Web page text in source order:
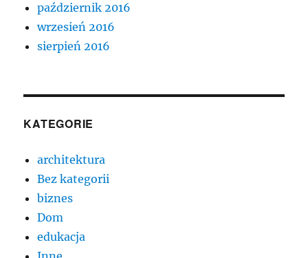
październik 2016
wrzesień 2016
sierpień 2016
KATEGORIE
architektura
Bez kategorii
biznes
Dom
edukacja